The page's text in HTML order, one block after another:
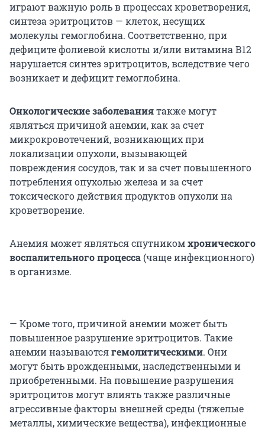
играют важную роль в процессах кроветворения,
синтеза эритроцитов — клеток, несущих
молекулы гемоглобина. Соответственно, при
дефиците фолиевой кислоты и/или витамина В12
нарушается синтез эритроцитов, вследствие чего
возникает и дефицит гемоглобина.
Онкологические заболеваниятакже могут
являться причиной анемии, как за счет
микрокровотечений, возникающих при
локализации опухоли, вызывающей
повреждения сосудов, так и за счет повышенного
потребления опухолью железа и за счет
токсического действия продуктов опухоли на
кроветворение.
Анемия может являться спутникомхронического
воспалительногопроцесса (чаще инфекционного)
в организме.
— Кроме того, причиной анемии может быть
повышенное разрушение эритроцитов. Такие
анемии называютсягемолитическими. Они
могут быть врожденными, наследственными и
приобретенными. На повышение разрушения
эритроцитов могут влиять также различные
агрессивные факторы внешней среды (тяжелые
металлы, химические вещества), инфекционные